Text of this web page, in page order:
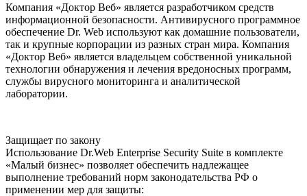
Компания «Доктор Веб» является разработчиком средств
информационной безопасности. Антивирусного программное
обеспечение Dr. Web используют как домашние пользователи,
так и крупные корпорации из разных стран мира. Компания
«Доктор Веб» является владельцем собственной уникальной
технологии обнаружения и лечения вредоносных программ,
службы вирусного мониторинга и аналитической
лаборатории.
Защищает по закону
Использование Dr.Web Enterprise Security Suite в комплекте
«Малый бизнес» позволяет обеспечить надлежащее
выполнение требований норм законодательства РФ о
применении мер для защиты: